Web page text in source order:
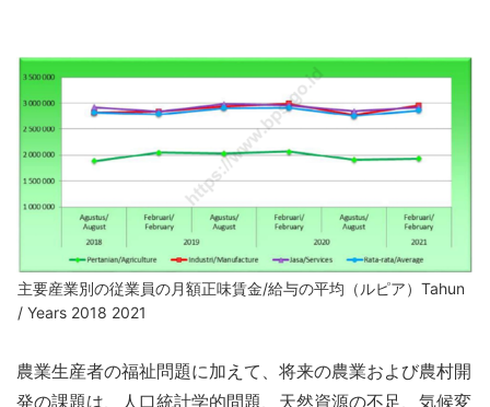
主要産業別の従業員の月額正味賃金/給与の平均（ルピア）Tahun
/ Years 2018 2021
農業生産者の福祉問題に加えて、将来の農業および農村開
発の課題は、人口統計学的問題、天然資源の不足、気候変